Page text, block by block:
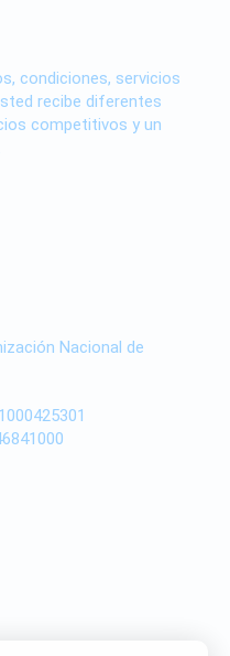
condiciones, servicios
recibe diferentes
competitivos y un
Nacional de